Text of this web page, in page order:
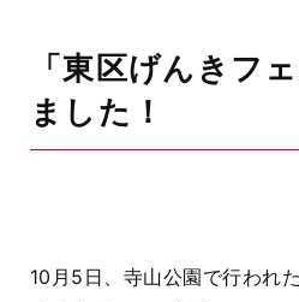
「東区げんきフ
ました！
10月5日、寺山公園で行われ